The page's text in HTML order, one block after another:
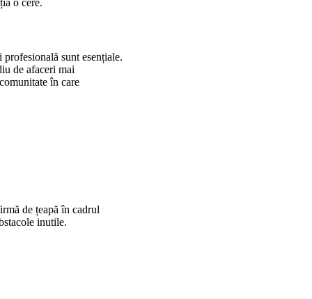
o cere.
profesională sunt esențiale.
de afaceri mai
în care
de țeapă în cadrul
inutile.